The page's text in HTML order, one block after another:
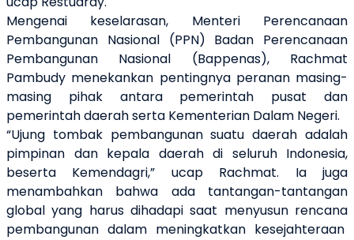
Mengenai keselarasan, Menteri Perencanaan
Pembangunan Nasional (PPN) Badan Perencanaan
Pembangunan Nasional (Bappenas), Rachmat
Pambudy menekankan pentingnya peranan masing-
masing pihak antara pemerintah pusat dan
pemerintah daerah serta Kementerian Dalam Negeri.
“Ujung tombak pembangunan suatu daerah adalah
pimpinan dan kepala daerah di seluruh Indonesia,
beserta Kemendagri,” ucap Rachmat. Ia juga
menambahkan bahwa ada tantangan-tantangan
global yang harus dihadapi saat menyusun rencana
pembangunan dalam meningkatkan kesejahteraan